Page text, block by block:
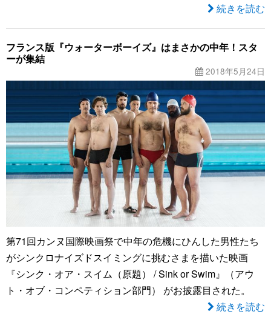
続きを読む
フランス版『ウォーターボーイズ』はまさかの中年！スタ
ーが集結
2018年5月24日
第71回カンヌ国際映画祭で中年の危機にひんした男性たち
がシンクロナイズドスイミングに挑むさまを描いた映画
『シンク・オア・スイム（原題） / Sink or Swim』（アウ
ト・オブ・コンペティション部門） がお披露目された。
続きを読む